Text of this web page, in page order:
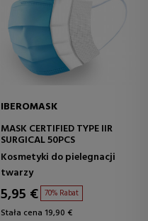
IBEROMASK
MASK CERTIFIED TYPE IIR
SURGICAL 50PCS
Kosmetyki do pielegnacji
twarzy
5,95 € 70% Rabat
Stała cena 19,90 €